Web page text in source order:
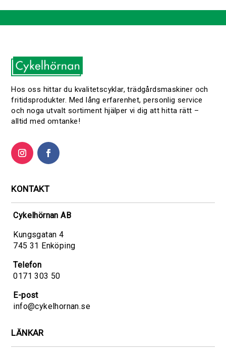
Hos oss hittar du kvalitetscyklar, trädgårdsmaskiner och
fritidsprodukter. Med lång erfarenhet, personlig service
och noga utvalt sortiment hjälper vi dig att hitta rätt –
alltid med omtanke!
KONTAKT
Cykelhörnan AB
Kungsgatan 4
745 31 Enköping
Telefon
0171 303 50
E-post
info@cykelhornan.se
LÄNKAR